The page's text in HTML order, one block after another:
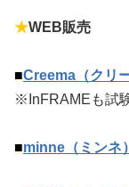
★WEB販売
■Creema（クリ
※InFRAMEも試
■minne（ミンネ）